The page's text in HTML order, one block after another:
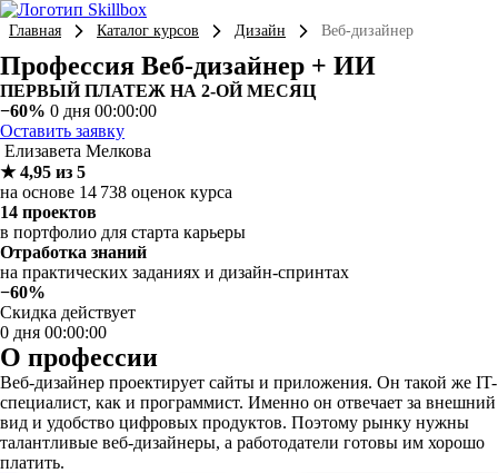
Главная Каталог курсов Дизайн Веб-дизайнер
Профессия Веб-дизайнер + ИИ
ПЕРВЫЙ ПЛАТЕЖ НА 2-ОЙ МЕСЯЦ
−60% 0 дня 00:00:00
Оставить заявку
Елизавета Мелкова
★ 4,95 из 5
на основе 14 738 оценок курса
14 проектов
в портфолио для старта карьеры
Отработка знаний
на практических заданиях и дизайн-спринтах
−60%
Скидка действует
0 дня 00:00:00
О профессии
Веб-дизайнер проектирует сайты и приложения. Он такой же IT-
специалист, как и программист. Именно он отвечает за внешний
вид и удобство цифровых продуктов. Поэтому рынку нужны
талантливые веб-дизайнеры, а работодатели готовы им хорошо
платить.